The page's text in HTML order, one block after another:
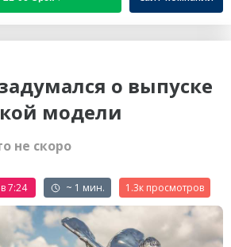
о выпуске
модели
не скоро
7:24 ~ 1 мин. 1.3к